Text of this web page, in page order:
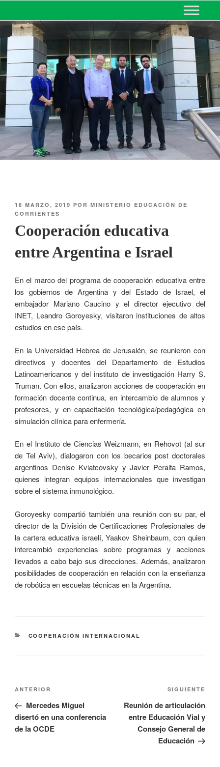
MINISTERIO DE EDUCACIÓN
DE CORRIENTES
18 MARZO, 2019 POR MINISTERIO EDUCACIÓN DE
CORRIENTES
Cooperación educativa
entre Argentina e Israel
En el marco del programa de cooperación educativa entre
los gobiernos de Argentina y del Estado de Israel, el
embajador Mariano Caucino y el director ejecutivo del
INET, Leandro Goroyesky, visitaron instituciones de altos
estudios en ese país.
En la Universidad Hebrea de Jerusalén, se reunieron con
directivos y docentes del Departamento de Estudios
Latinoamericanos y del instituto de investigación Harry S.
Truman. Con ellos, analizaron acciones de cooperación en
formación docente continua, en intercambio de alumnos y
profesores, y en capacitación tecnológica/pedagógica en
simulación clínica para enfermería.
En el Instituto de Ciencias Weizmann, en Rehovot (al sur
de Tel Aviv), dialogaron con los becarios post doctorales
argentinos Denise Kviatcovsky y Javier Peralta Ramos,
quienes integran equipos internacionales que investigan
sobre el sistema inmunológico.
Goroyesky compartió también una reunión con su par, el
director de la División de Certificaciones Profesionales de
la cartera educativa israelí, Yaakov Sheinbaum, con quien
intercambió experiencias sobre programas y acciones
llevados a cabo bajo sus direcciones. Además, analizaron
posibilidades de cooperación en relación con la enseñanza
de robótica en escuelas técnicas en la Argentina.
COOPERACIÓN INTERNACIONAL
ANTERIOR
Mercedes Miguel
disertó en una conferencia
de la OCDE
SIGUIENTE
Reunión de articulación
entre Educación Vial y
Consejo General de
Educación